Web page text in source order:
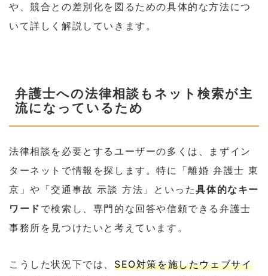
や、競合との差別化を図るための具体的な方法につ
いて詳しく解説していきます。
弁護士への法律相談もネット検索が主
流になっているため
法律相談を必要とするユーザーの多くは、まずイン
ターネットで情報を探します。特に「離婚 弁護士 東
京」や「交通事故 示談 方法」といった具体的なキー
ワード で検索し、専門的な回答や信頼できる弁護士
事務所を見つけたいと考えています。
こうした状況下では、 SEO対策を施したウェブサイ